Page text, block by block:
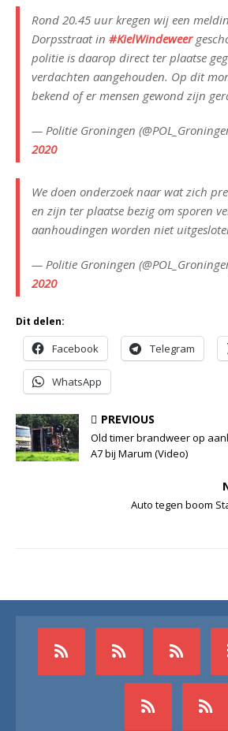
Rond 20.45 uur kregen wij een
Dorpsstraat in #KielWindeweer
politie is daarop direct ter plaatse
verdachten aangehouden. Op dit
bekend of er mensen gewond zijn
— Politie Groningen
2020
We doen onderzoek naar wat zich
en zijn ter plaatse bezig om sporen
aanhoudingen worden niet
— Politie Groningen
2020
Dit delen:
Facebook Telegram
WhatsApp
PREVIOUS
Old timer brandweer op
A7 bij Marum (Video)
Auto tegen boom